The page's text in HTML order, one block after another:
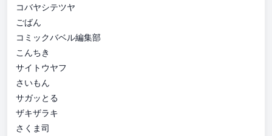
コバヤシテツヤ
ごばん
コミックバベル編集部
こんちき
サイトウヤフ
さいもん
サガッとる
ザキザラキ
さくま司